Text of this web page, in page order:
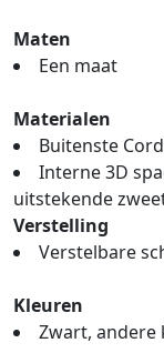
Maten
Een maat
Materialen
Buitenste
Interne 3D
uitstekende
Verstelling
Verstelbare
Kleuren
Zwart, andere